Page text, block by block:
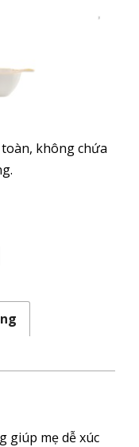
không chứa
giúp mẹ dễ xúc